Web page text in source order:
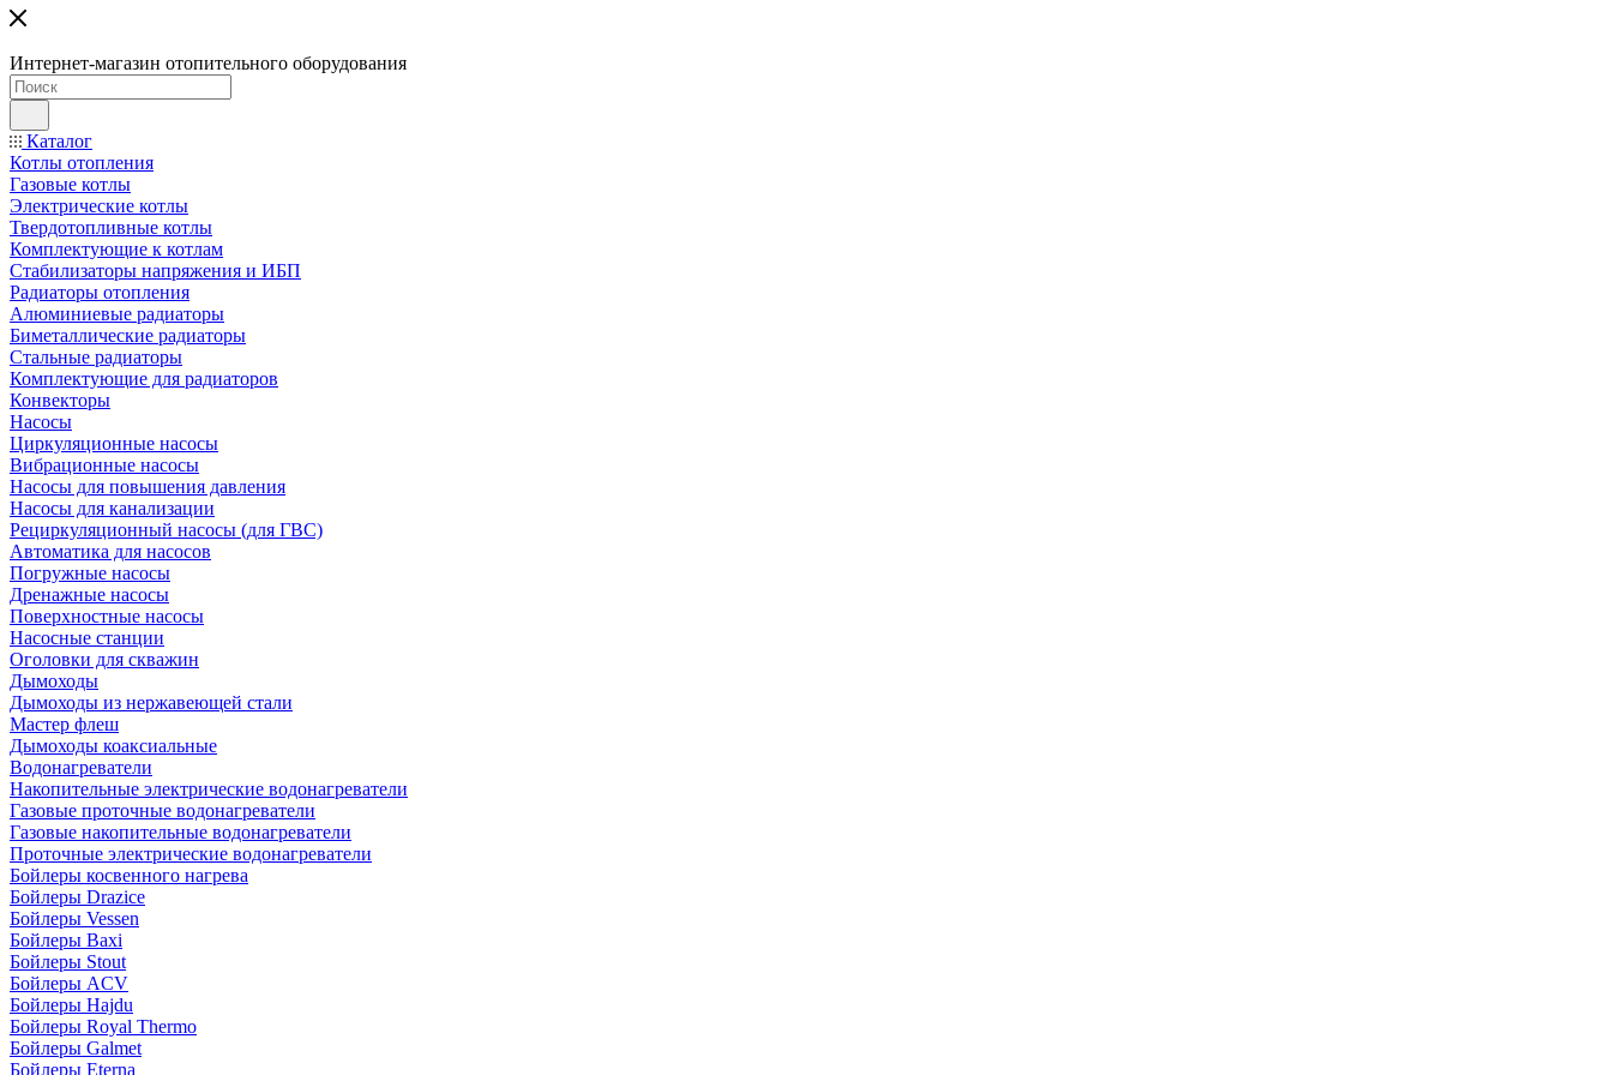
Интернет-магазин отопительного оборудования
Каталог
Котлы отопления
Газовые котлы
Электрические котлы
Твердотопливные котлы
Комплектующие к котлам
Стабилизаторы напряжения и ИБП
Радиаторы отопления
Алюминиевые радиаторы
Биметаллические радиаторы
Стальные радиаторы
Комплектующие для радиаторов
Конвекторы
Насосы
Циркуляционные насосы
Вибрационные насосы
Насосы для повышения давления
Насосы для канализации
Рециркуляционный насосы (для ГВС)
Автоматика для насосов
Погружные насосы
Дренажные насосы
Поверхностные насосы
Насосные станции
Оголовки для скважин
Дымоходы
Дымоходы из нержавеющей стали
Мастер флеш
Дымоходы коаксиальные
Водонагреватели
Накопительные электрические водонагреватели
Газовые проточные водонагреватели
Газовые накопительные водонагреватели
Проточные электрические водонагреватели
Бойлеры косвенного нагрева
Бойлеры Drazice
Бойлеры Vessen
Бойлеры Baxi
Бойлеры Stout
Бойлеры ACV
Бойлеры Hajdu
Бойлеры Royal Thermo
Бойлеры Galmet
Бойлеры Eterna